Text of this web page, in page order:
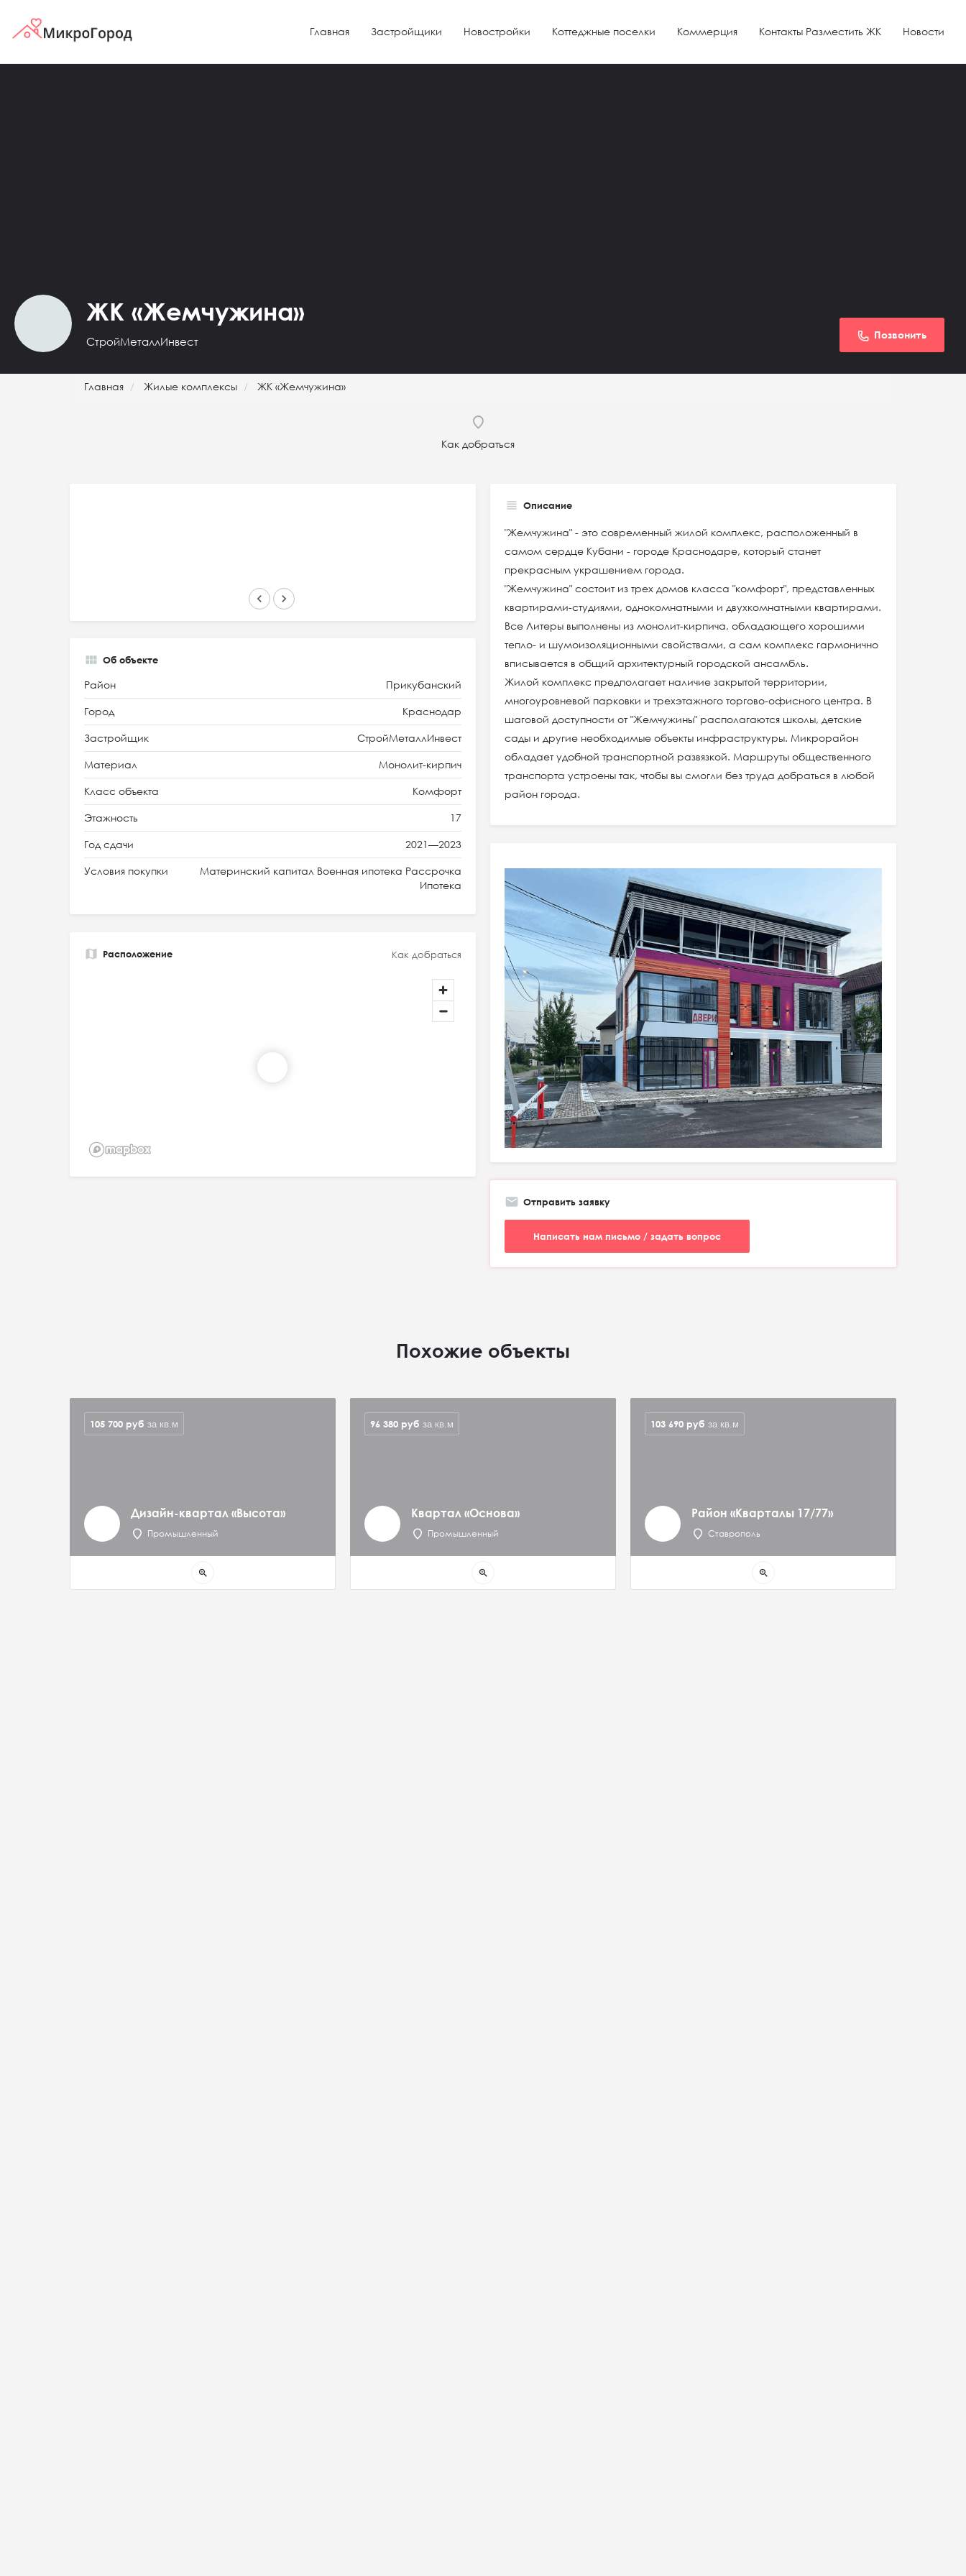
Главная Застройщики Новостройки Коттеджные поселки Коммерция Контакты Разместить ЖК Новости
ЖК «Жемчужина»
СтройМеталлИнвест
Позвонить
Главная Жилые комплексы ЖК «Жемчужина»
Как добраться
keyboard_arrow_left keyboard_arrow_right
Описание
"Жемчужина" - это современный жилой комплекс, расположенный в
самом сердце Кубани - городе Краснодаре, который станет
прекрасным украшением города.
"Жемчужина" состоит из трех домов класса "комфорт", представленных
квартирами-студиями, однокомнатными и двухкомнатными квартирами.
Все Литеры выполнены из монолит-кирпича, обладающего хорошими
тепло- и шумоизоляционными свойствами, а сам комплекс гармонично
вписывается в общий архитектурный городской ансамбль.
Жилой комплекс предполагает наличие закрытой территории,
многоуровневой парковки и трехэтажного торгово-офисного центра. В
шаговой доступности от "Жемчужины" располагаются школы, детские
сады и другие необходимые объекты инфраструктуры. Микрорайон
обладает удобной транспортной развязкой. Маршруты общественного
транспорта устроены так, чтобы вы смогли без труда добраться в любой
район города.
Об объекте
Район Прикубанский
Город Краснодар
Застройщик СтройМеталлИнвест
Материал Монолит-кирпич
Класс объекта Комфорт
Этажность 17
Год сдачи 2021—2023
Условия покупки
Материнский капитал Военная ипотека Рассрочка
Ипотека
Расположение Как добраться
Отправить заявку
Написать нам письмо / задать вопрос
Похожие объекты
Дизайн-квартал «Высота»
Промышленный
105 700 руб за кв.м
zoom_in
Квартал «Основа»
Промышленный
96 380 руб за кв.м
zoom_in
Район «Кварталы 17/77»
Ставрополь
103 690 руб за кв.м
zoom_in